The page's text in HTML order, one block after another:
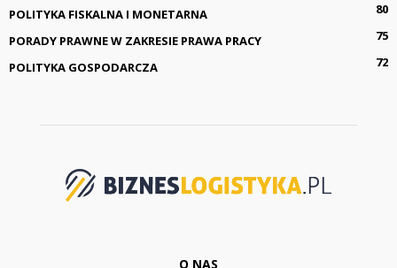
POLITYKA FISKALNA I MONETARNA
80
PORADY PRAWNE W ZAKRESIE PRAWA PRACY
75
POLITYKA GOSPODARCZA
72
O NAS